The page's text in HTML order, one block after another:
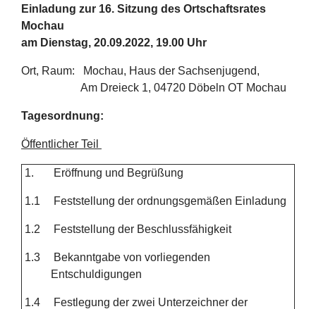
Einladung zur 16. Sitzung des Ortschaftsrates
Mochau
am Dienstag, 20.09.2022, 19.00 Uhr
Ort, Raum: Mochau, Haus der Sachsenjugend,
Am Dreieck 1, 04720 Döbeln OT Mochau
Tagesordnung:
Öffentlicher Teil
1. Eröffnung und Begrüßung
1.1 Feststellung der ordnungsgemäßen Einladung
1.2 Feststellung der Beschlussfähigkeit
1.3
Bekanntgabe von vorliegenden
Entschuldigungen
1.4
Festlegung der zwei Unterzeichner der